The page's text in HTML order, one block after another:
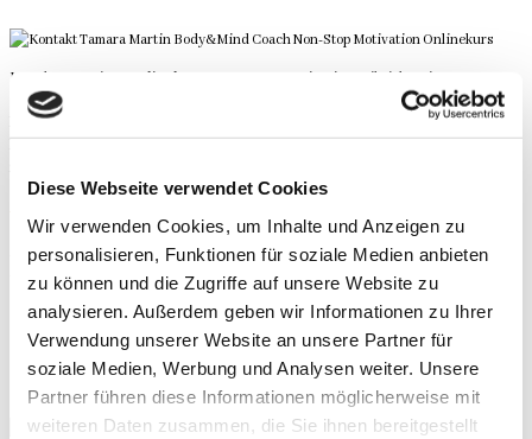
Diese Webseite verwendet Cookies
Wir verwenden Cookies, um Inhalte und Anzeigen zu
personalisieren, Funktionen für soziale Medien anbieten
zu können und die Zugriffe auf unsere Website zu
analysieren. Außerdem geben wir Informationen zu Ihrer
Verwendung unserer Website an unsere Partner für
soziale Medien, Werbung und Analysen weiter. Unsere
Partner führen diese Informationen möglicherweise mit
weiteren Daten zusammen, die Sie ihnen bereitgestellt
Im Rahmen meines Onlinekurses Non-Stop Motivation
teile ich mein
Expertenwissen mit dir. Darin erhältst du die beste Unterstützung, die du
bekommen kannst, um dein Wunschgewicht wirklich zu erreichen und es auch zu
Presseanfragen
Du hast Interesse an einem Workshop, möchtest mich als Speaker auf einem Event
dabeihaben oder mich für ein Interview anfragen?
Dann schicke mir gerne eine E-Mail anmail@nonstopmotivation.ch